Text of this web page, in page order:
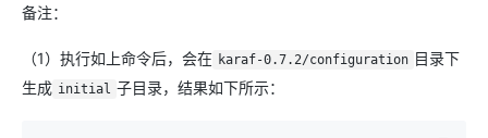
备注：
（1）执行如上命令后，会在 karaf-0.7.2/configuration 目录下
生成 initial 子目录，结果如下所示：